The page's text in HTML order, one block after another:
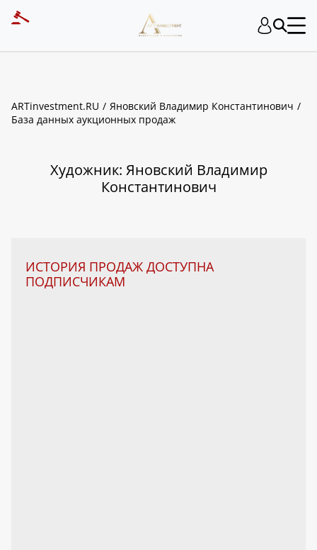
ARTinvestment.RU
Яновский Владимир Константинович
База данных аукционных продаж
Художник: Яновский Владимир
Константинович
ИСТОРИЯ ПРОДАЖ ДОСТУПНА
ПОДПИСЧИКАМ